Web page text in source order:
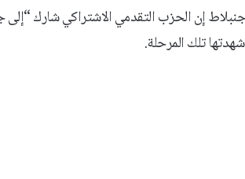
إن الحزب التقدمي الاشتراكي شارك “إلى
تلك المرحلة.